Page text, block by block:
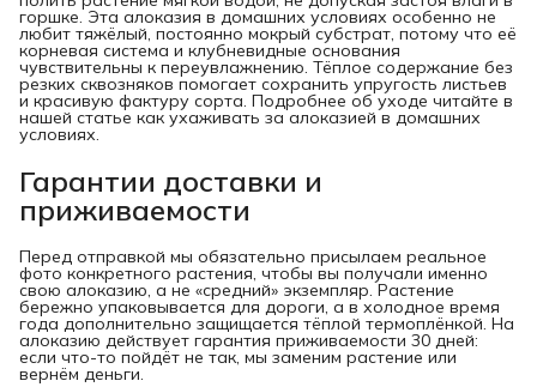
горшке. Эта алоказия в домашних условиях особенно не
любит тяжёлый, постоянно мокрый субстрат, потому что её
корневая система и клубневидные основания
чувствительны к переувлажнению. Тёплое содержание без
резких сквозняков помогает сохранить упругость листьев
и красивую фактуру сорта. Подробнее об уходе читайте в
нашей статье как ухаживать за алоказией в домашних
условиях.
Гарантии доставки и
приживаемости
Перед отправкой мы обязательно присылаем реальное
фото конкретного растения, чтобы вы получали именно
свою алоказию, а не «средний» экземпляр. Растение
бережно упаковывается для дороги, а в холодное время
года дополнительно защищается тёплой термоплёнкой. На
алоказию действует гарантия приживаемости 30 дней:
если что-то пойдёт не так, мы заменим растение или
вернём деньги.